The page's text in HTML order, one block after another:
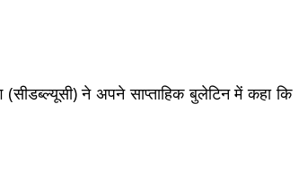
ने अपने साप्ताहिक बुलेटिन में कहा कि